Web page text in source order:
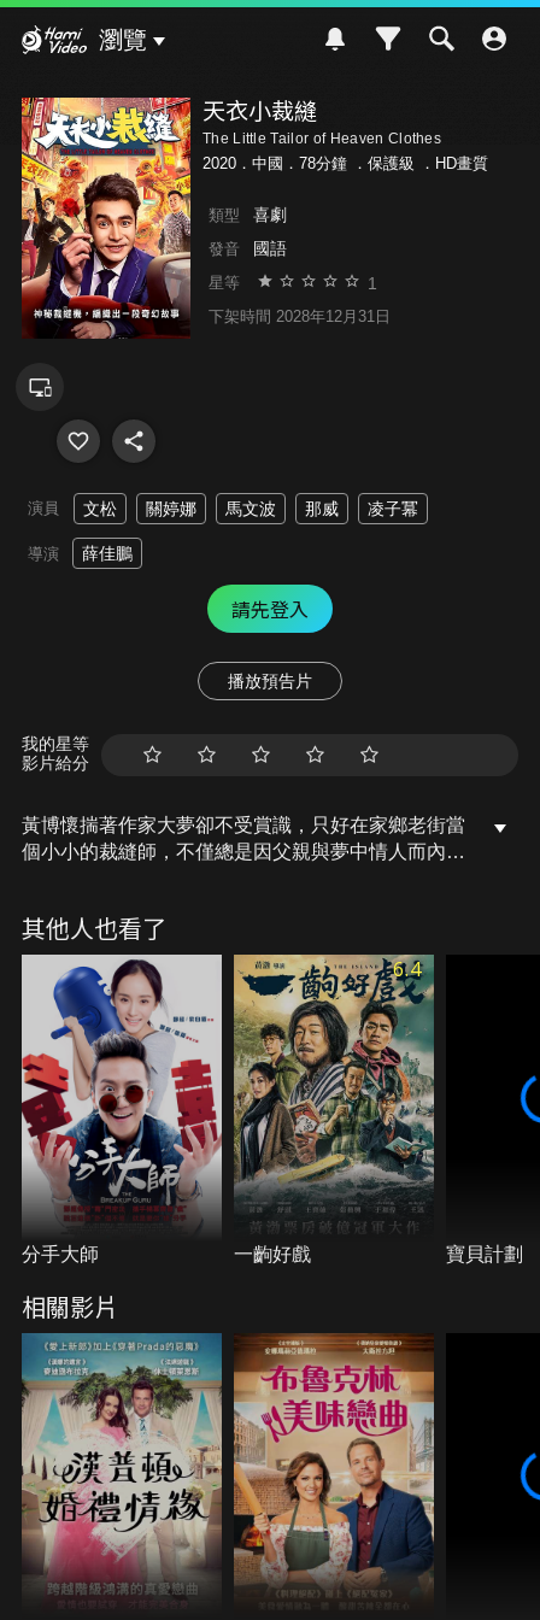
瀏覽
天衣小裁縫
The Little Tailor of Heaven Clothes
2020．中國．78分鐘 ． 保護級 ．HD畫質
類型 喜劇
發音 國語
星等 1
下架時間 2028年12月31日
演員 文松 關婷娜 馬文波 那威 凌子冪
導演 薛佳鵬
請先登入
播放預告片
我的星等
影片給分
黃博懷揣著作家大夢卻不受賞識，只好在家鄉老街當
個小小的裁縫師，不僅總是因父親與夢中情人而內心
變身」的神奇能力，拯救即將被拆毀的老街，並走上
人生巔峰。
其他人也看了
分手大師
6.4
一齣好戲 寶貝計劃
相關影片